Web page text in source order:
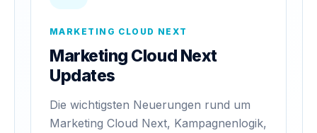
MARKETING CLOUD NEXT
Marketing Cloud Next
Updates
Die wichtigsten Neuerungen rund um
Marketing Cloud Next, Kampagnenlogik,